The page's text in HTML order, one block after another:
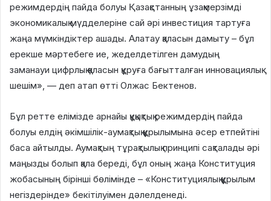
режимдердің пайда болуы Қазақстанның ұзақмерзімді
экономикалық мүдделеріне сай әрі инвестиция тартуға
жаңа мүмкіндіктер ашады. Алатау қаласын дамыту – бұл
ерекше мәртебеге ие, жеделдетілген дамудың
заманауи цифрлық қаласын құруға бағытталған инновациялық
шешім», — деп атап өтті Олжас Бектенов.
Бұл ретте елімізде арнайы құқықтық режимдердің пайда
болуы елдің әкімшілік-аумақтық құрылымына әсер етпейтіні
баса айтылды. Аумақтың тұрақтылық принципі сақталады әрі
маңызды болып қала береді, бұл оның жаңа Конституция
жобасының бірінші бөлімінде – «Конституциялық құрылым
негіздерінде» бекітілуімен дәлелденеді.